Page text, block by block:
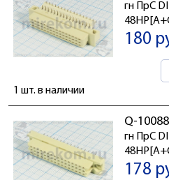
гн ПрС
180
1 шт. в наличии
Q-10088
гн ПрС
178